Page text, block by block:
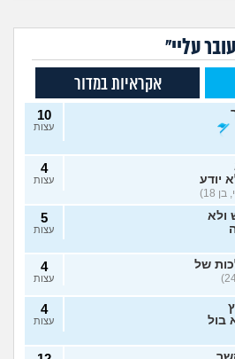
עליי"
אקראיות במדור
10
עצות
יודע
18)
4
עצות
ולא
5
עצות
של
4
עצות
בול
4
עצות